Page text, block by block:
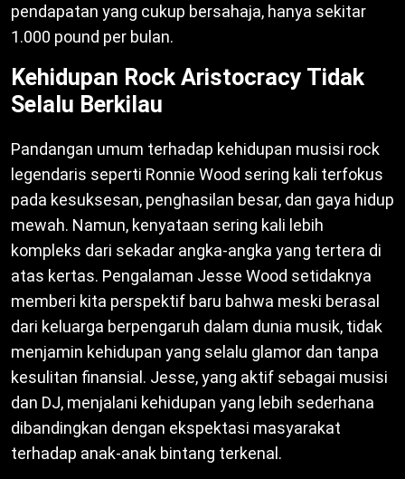
pendapatan yang cukup bersahaja, hanya sekitar
1.000 pound per bulan.
Kehidupan Rock Aristocracy Tidak
Selalu Berkilau
Pandangan umum terhadap kehidupan musisi rock
legendaris seperti Ronnie Wood sering kali terfokus
pada kesuksesan, penghasilan besar, dan gaya hidup
mewah. Namun, kenyataan sering kali lebih
kompleks dari sekadar angka-angka yang tertera di
atas kertas. Pengalaman Jesse Wood setidaknya
memberi kita perspektif baru bahwa meski berasal
dari keluarga berpengaruh dalam dunia musik, tidak
menjamin kehidupan yang selalu glamor dan tanpa
kesulitan finansial. Jesse, yang aktif sebagai musisi
dan DJ, menjalani kehidupan yang lebih sederhana
dibandingkan dengan ekspektasi masyarakat
terhadap anak-anak bintang terkenal.